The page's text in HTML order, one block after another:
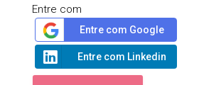
Entre com
Entre com Google
Entre com Linkedin